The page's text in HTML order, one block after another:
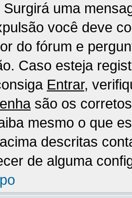
uma
você deve
do fórum e
Caso esteja
Entrar,
são os
mesmo o que
descritas
de alguma